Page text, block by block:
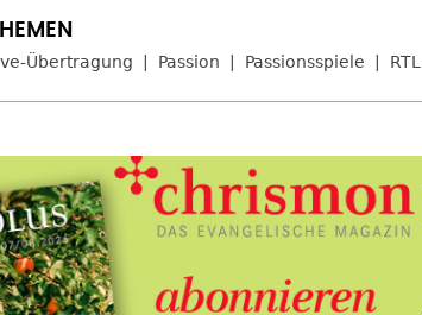
Übertragung Passion Passionsspiele RTL